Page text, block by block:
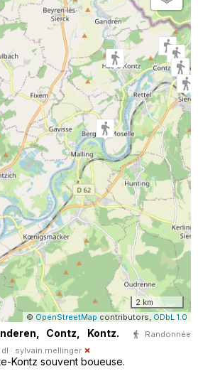
Photos
2 km
© OpenStreetMap contributors, ODbL 1.0
Contz, Kontz.
Randonnée
· sylvain.mellinger
Kontz souvent boueuse.